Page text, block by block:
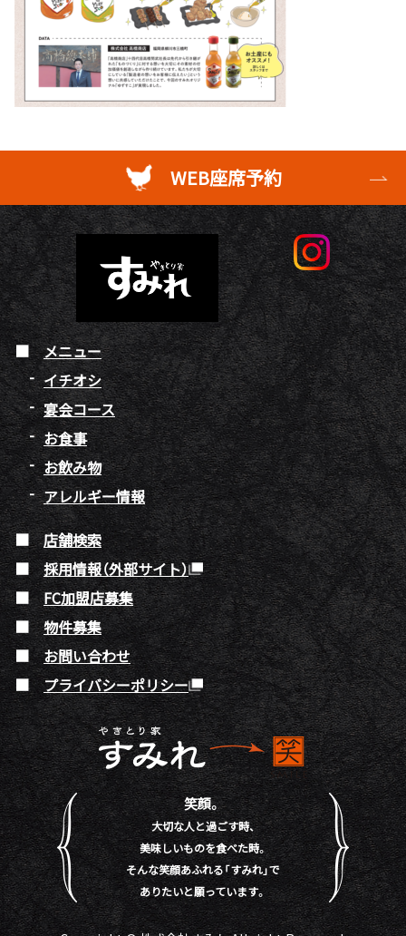
WEB座席予約
メニュー
イチオシ
宴会コース
お食事
お飲み物
アレルギー情報
店舗検索
採用情報（外部サイト）
FC加盟店募集
物件募集
お問い合わせ
プライバシーポリシー
笑顔。
大切な人と過ごす時、
美味しいものを食べた時。
そんな笑顔あふれる「すみれ」で
ありたいと願っています。